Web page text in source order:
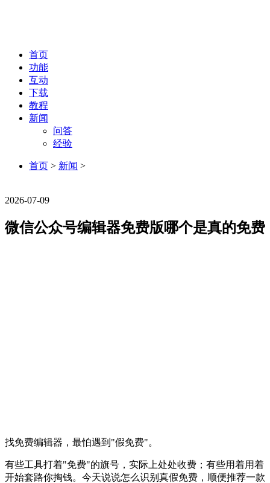
首页
功能
互动
下载
教程
新闻
问答
经验
首页 > 新闻 >
2026-07-09
微信公众号编辑器免费版哪个是真的免费
找免费编辑器，最怕遇到"假免费"。
有些工具打着"免费"的旗号，实际上处处收费；有些用着用着
开始套路你掏钱。今天说说怎么识别真假免费，顺便推荐一款